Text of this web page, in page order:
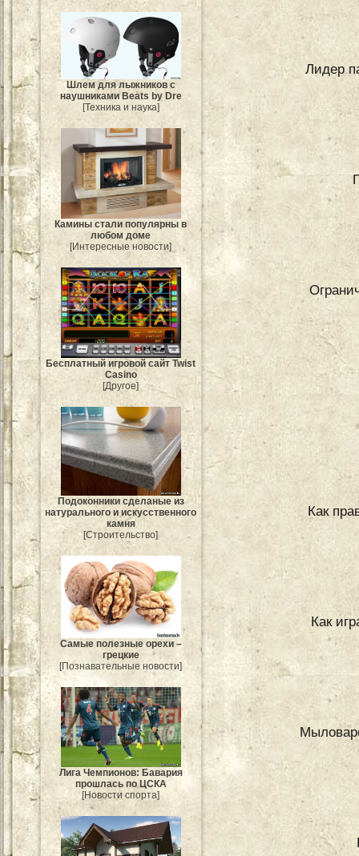
Шлем для лыжников с
наушниками Beats by Dre
[Техника и наука]
Камины стали популярны в
любом доме
[Интересные новости]
Бесплатный игровой сайт Twist
Casino
[Другое]
Подоконники сделаные из
натурального и искусственного
камня
[Строительство]
Самые полезные орехи –
грецкие
[Познавательные новости]
Лига Чемпионов: Бавария
прошлась по ЦСКА
[Новости спорта]
Лидер
Как
Как